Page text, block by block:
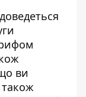
ви
також